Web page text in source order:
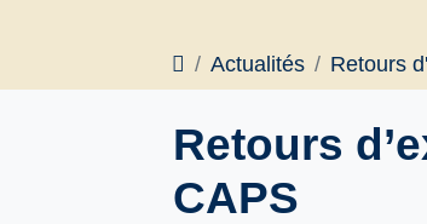
AccueilActualités Retours
Retours
CAPS